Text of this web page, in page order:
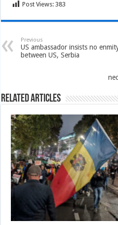
Post Views: 383
Previous
US ambassador insists no
between US, Serbia
Related Articles